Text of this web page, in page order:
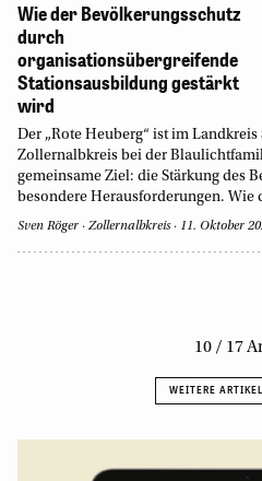
Wie der Bevölkerungsschutz
durch
organisationsübergreifende
Stationsausbildung gestärkt
wird
Der „Rote Heuberg“ ist im
Zollernalbkreis bei der
gemeinsame Ziel: die Stärkung des
besondere Herausforderungen. Wie
Sven Röger Zollernalbkreis 11. Oktober